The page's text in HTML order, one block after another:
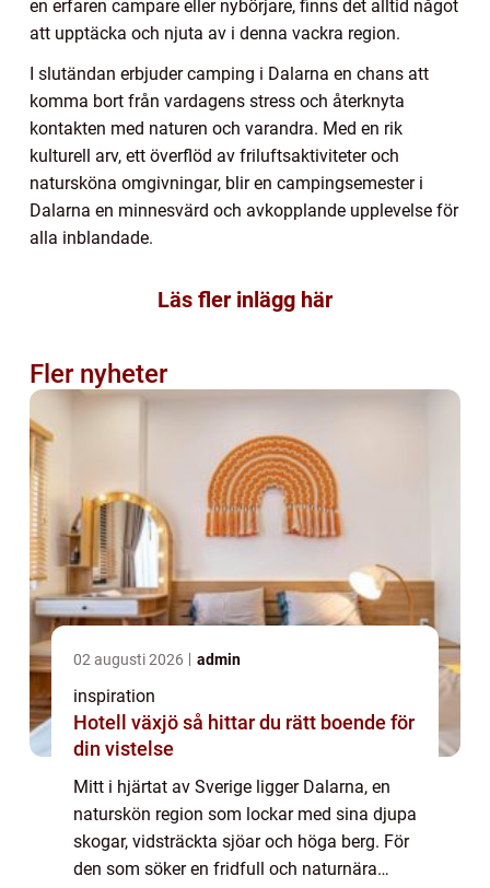
en erfaren campare eller nybörjare, finns det alltid något
att upptäcka och njuta av i denna vackra region.
I slutändan erbjuder camping i Dalarna en chans att
komma bort från vardagens stress och återknyta
kontakten med naturen och varandra. Med en rik
kulturell arv, ett överflöd av friluftsaktiviteter och
natursköna omgivningar, blir en campingsemester i
Dalarna en minnesvärd och avkopplande upplevelse för
alla inblandade.
Läs fler inlägg här
Fler nyheter
02 augusti 2026 admin
inspiration
Hotell växjö så hittar du rätt boende för
din vistelse
Mitt i hjärtat av Sverige ligger Dalarna, en
naturskön region som lockar med sina djupa
skogar, vidsträckta sjöar och höga berg. För
den som söker en fridfull och naturnära